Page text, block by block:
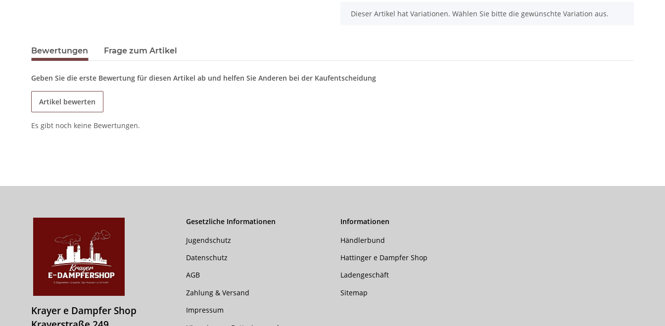
x
Dieser Artikel hat Variationen. Wählen Sie bitte die gewünschte Variation aus.
Bewertungen Frage zum Artikel
Geben Sie die erste Bewertung für diesen Artikel ab und helfen Sie Anderen bei der Kaufentscheidung
Artikel bewerten
Es gibt noch keine Bewertungen.
Krayer e Dampfer Shop
Gesetzliche Informationen
Jugendschutz
Datenschutz
AGB
Zahlung & Versand
Impressum
Informationen
Händlerbund
Hattinger e Dampfer Shop
Ladengeschäft
Sitemap